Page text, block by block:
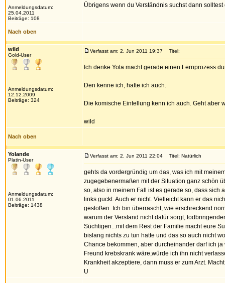
Anmeldungsdatum:
25.04.2011
Beiträge: 108
Übrigens wenn du Verständnis suchst dann
Nach oben
wild
Gold-User
Anmeldungsdatum:
12.12.2009
Beiträge: 324
Verfasst am: 2. Jun 2011 19:37 Titel:
Ich denke Yola macht gerade einen Lernprozess
Den kenne ich, hatte ich auch.
Die komische Eintellung kenn ich auch. Geht aber
wild
Nach oben
Yolande
Platin-User
Anmeldungsdatum:
01.06.2011
Beiträge: 1438
Verfasst am: 2. Jun 2011 22:04 Titel: Natürlich
gehts da vordergründig um das, was ich mit
zugegebenermaßen mit der Situation ganz schön
so, also in meinem Fall ist es gerade so, dass sich
links guckt. Auch er nicht. Vielleicht kann er das
gestoßen. Ich bin überrascht, wie erschreckend
warum der Verstand nicht dafür sorgt,
Süchtigen...mit dem Rest der Familie macht eure
bislang nichts zu tun hatte und das so auch nicht
Chance bekommen, aber durcheinander darf ich
Freund krebskrank wäre,würde ich ihn nicht
Krankheit akzeptiere, dann muss er zum Arzt.
U